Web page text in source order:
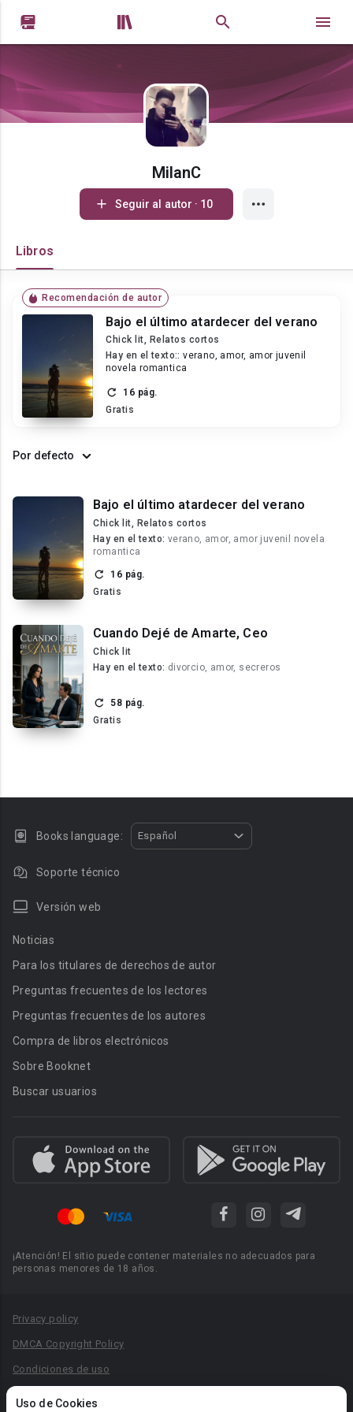
 
MilanC
Seguir al autor · 10
Libros
Recomendación de autor
Bajo el último atardecer del verano
Chick lit, Relatos cortos
Hay en el texto:: verano, amor, amor juvenil
novela romantica
16 pág.
Gratis
Por defecto
Bajo el último atardecer del verano
Chick lit, Relatos cortos
Hay en el texto: verano, amor, amor juvenil novela
romantica
16 pág.
Gratis
Cuando Dejé de Amarte, Ceo
Chick lit
Hay en el texto: divorcio, amor, secreros
58 pág.
Gratis
Uso de Cookies
Books language: Español
Soporte técnico
Versión web
Noticias
Para los titulares de derechos de autor
Preguntas frecuentes de los lectores
Preguntas frecuentes de los autores
Compra de libros electrónicos
Sobre Booknet
Buscar usuarios
¡Atención! El sitio puede contener materiales no adecuados para
personas menores de 18 años.
Privacy policy
DMCA Copyright Policy
Condiciones de uso